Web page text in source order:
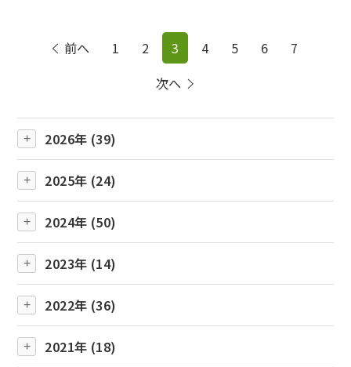
前へ 1 2 3 4 5 6
7
次へ
2026年 (39)
2025年 (24)
2024年 (50)
2023年 (14)
2022年 (36)
2021年 (18)